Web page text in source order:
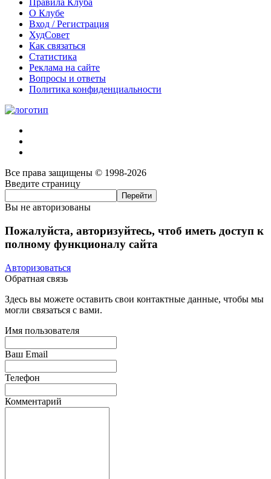
Правила Клуба
О Клубе
Вход / Регистрация
ХудСовет
Как связаться
Статистика
Реклама на сайте
Вопросы и ответы
Политика конфиденциальности
Все права защищены © 1998-2026
Введите страницу
Вы не авторизованы
Пожалуйста, авторизуйтесь, чтоб иметь доступ к
полному функционалу сайта
Авторизоваться
Обратная связь
Здесь вы можете оставить свои контактные данные, чтобы мы
могли связаться с вами.
Имя пользователя
Ваш Email
Телефон
Комментарий